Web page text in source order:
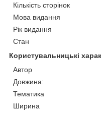
Кількість сторінок
Мова видання
Рік видання
Стан
Користувальницькі
Автор
Довжина:
Тематика
Ширина